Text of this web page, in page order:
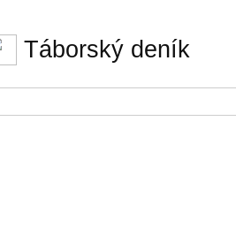
Táborský deník